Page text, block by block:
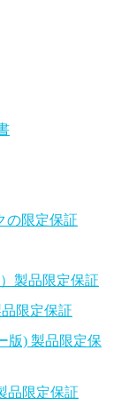
の限定保証
製品限定保証
限定保証
版) 製品限定保
品限定保証